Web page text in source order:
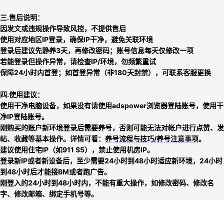
三.售后说明：
因发文或违规操作导致风控，不提供售后
使用对应地区IP登录，确保IP干净，避免关联环境
登录后建议先静养3天，再修改密码；账号信息每天仅修改一项
若能登录但操作异常，请检查IP/环境，勿频繁重试
保障24小时内首登；如首登异常（非180天封禁），可联系客服更换
四.使用建议：
使用干净电脑设备，如果没有请使用adspower浏览器登陆账号，使用干
净IP登陆账号。
刚购买的账户新环境登录后需要养号，否则可能无法对帐户进行点赞、发
帖、收藏等基本操作。详情可看： 养号流程与技巧/养号注意事项。
建议使用住宅IP（如911 S5），禁止使用机房IP。
登录新IP或者新设备后，至少需要24小时到48小时适应新环境，24小时
到48小时后才能接BM或者跑广告。
刚登入的24小时到48小时内，不能有重大操作，如修改密码、修改名
字、修改邮箱、绑定手机号等。